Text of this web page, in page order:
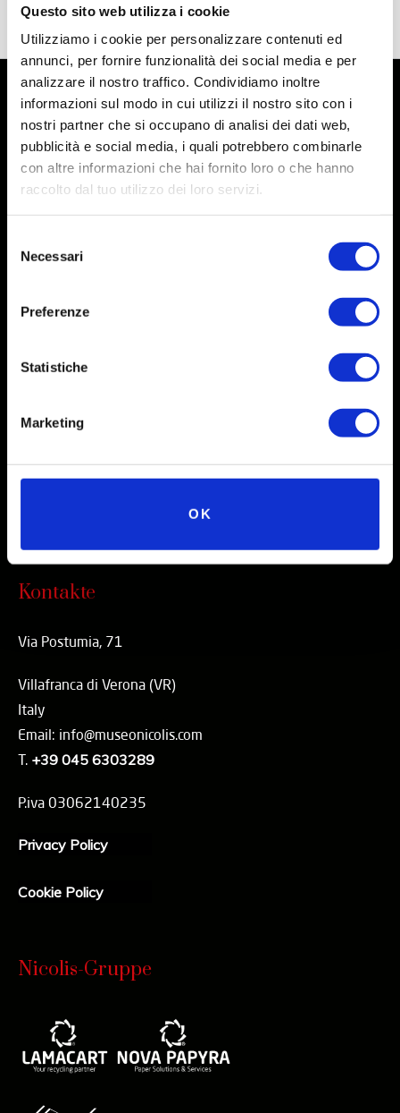
Questo sito web utilizza i cookie
Utilizziamo i cookie per personalizzare contenuti ed
annunci, per fornire funzionalità dei social media e per
analizzare il nostro traffico. Condividiamo inoltre
informazioni sul modo in cui utilizzi il nostro sito con i
nostri partner che si occupano di analisi dei dati web,
pubblicità e social media, i quali potrebbero combinarle
con altre informazioni che hai fornito loro o che hanno
raccolto dal tuo utilizzo dei loro servizi.
delNecessari
Preferenze
Statistiche
Marketing
OK
Facebook
Youtube
Kontakte
Via Postumia, 71
Villafranca di Verona (VR)
Italy
Email: info@museonicolis.com
T. +39 045 6303289
P.iva 03062140235
Privacy Policy
Cookie Policy
Nicolis-Gruppe